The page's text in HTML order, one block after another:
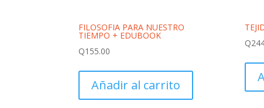
FILOSOFIA PARA NUESTRO
TIEMPO + EDUBOOK
Q155.00
Añadir al carrito
Q